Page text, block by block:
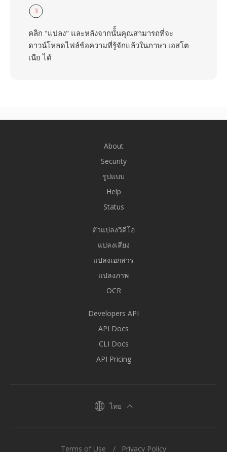
3
คลิก "แปลง" และหลังจากนัั้นคุณสามารถที่จะ
ดาวน์โหลดไฟล์ข้อความที่รู้จักแล้วในภาษา เอสโต
เนีย ได้
About
Security
รูปแบบ
Help
Status
ตัวแปลงวิดีโอ
แปลงเสียง
แปลงเอกสาร
แปลงภาพ
OCR
Developers API
API Docs
CLI Docs
API Pricing
ไทย
Terms of Use Privacy Policy